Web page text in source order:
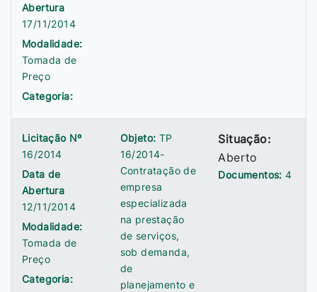
Abertura
17/11/2014
Modalidade:
Tomada de
Preço
Categoria:
Licitação Nº
16/2014
Data de
Abertura
12/11/2014
Modalidade:
Tomada de
Preço
Categoria:
Objeto: TP
16/2014-
Contratação de
empresa
especializada
na prestação
de serviços,
sob demanda,
de
planejamento e
Situação:
Aberto
Documentos:4